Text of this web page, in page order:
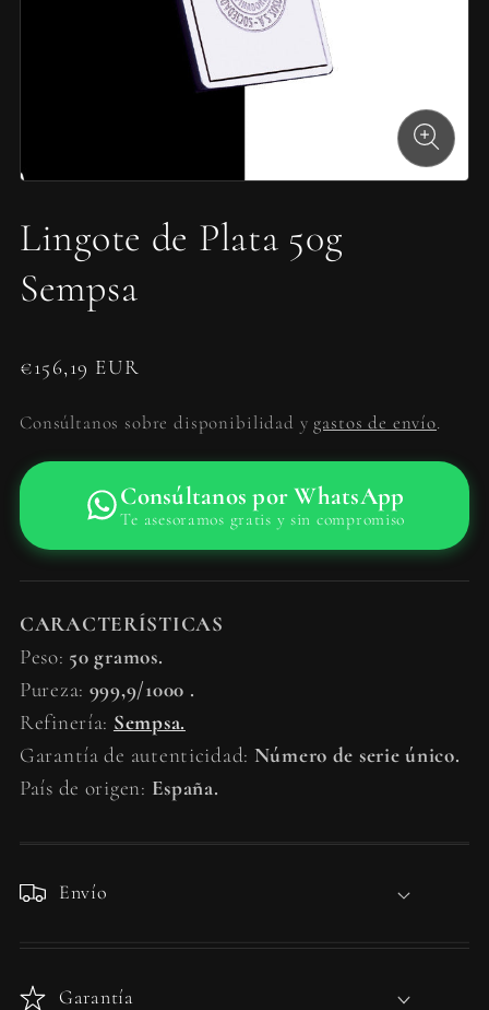
Lingote de Plata 50g
Sempsa
€156,19 EUR
Consúltanos sobre disponibilidad y gastos de envío.
Consúltanos por WhatsApp
Te asesoramos gratis y sin compromiso
CARACTERÍSTICAS
Peso: 50 gramos.
Pureza: 999,9/1000 .
Refinería: Sempsa.
Garantía de autenticidad: Número de serie único.
País de origen: España.
Envío
Garantía